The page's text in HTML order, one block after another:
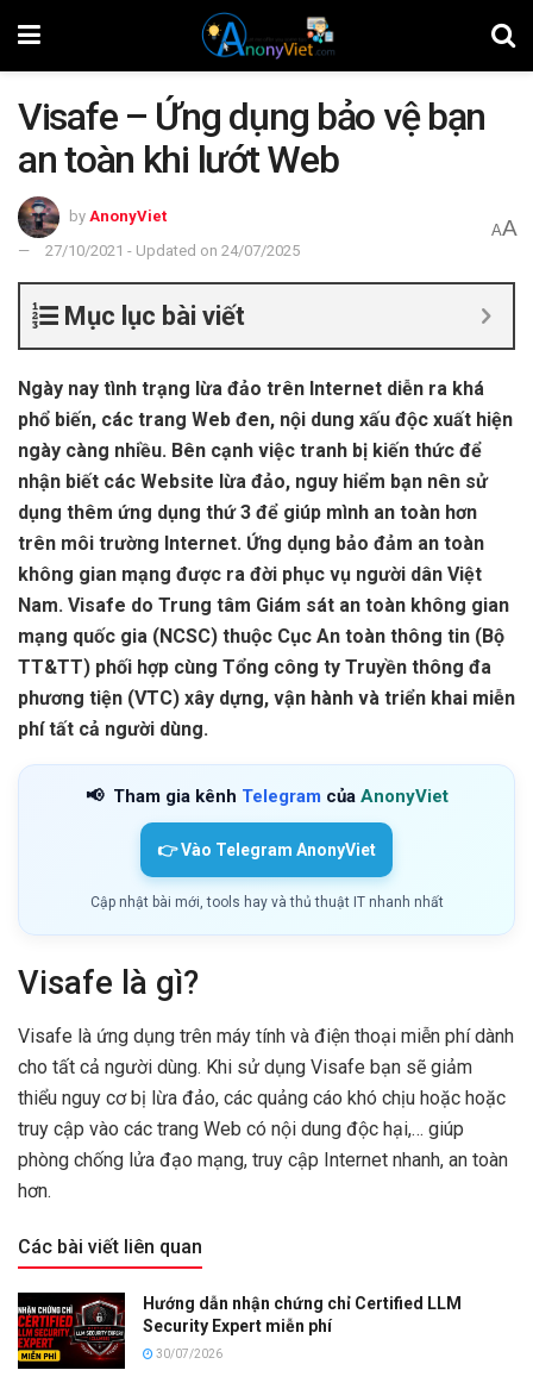
Visafe – Ứng dụng bảo vệ bạn
an toàn khi lướt Web
by AnonyViet
27/10/2021 - Updated on 24/07/2025
AA
Mục lục bài viết
Ngày nay tình trạng lừa đảo trên Internet diễn ra khá
phổ biến, các trang Web đen, nội dung xấu độc xuất hiện
ngày càng nhiều. Bên cạnh việc tranh bị kiến thức để
nhận biết các Website lừa đảo, nguy hiểm bạn nên sử
dụng thêm ứng dụng thứ 3 để giúp mình an toàn hơn
trên môi trường Internet. Ứng dụng bảo đảm an toàn
không gian mạng được ra đời phục vụ người dân Việt
Nam. Visafe do Trung tâm Giám sát an toàn không gian
mạng quốc gia (NCSC) thuộc Cục An toàn thông tin (Bộ
TT&TT) phối hợp cùng Tổng công ty Truyền thông đa
phương tiện (VTC) xây dựng, vận hành và triển khai miễn
phí tất cả người dùng.
📢 Tham gia kênh Telegram của AnonyViet
👉 Vào Telegram AnonyViet
Cập nhật bài mới, tools hay và thủ thuật IT nhanh nhất
Visafe là gì?
Visafe là ứng dụng trên máy tính và điện thoại miễn phí dành
cho tất cả người dùng. Khi sử dụng Visafe bạn sẽ giảm
thiểu nguy cơ bị lừa đảo, các quảng cáo khó chịu hoặc hoặc
truy cập vào các trang Web có nội dung độc hại,… giúp
phòng chống lửa đạo mạng, truy cập Internet nhanh, an toàn
hơn.
Các bài viết liên quan
Hướng dẫn nhận chứng chỉ Certified LLM
Security Expert miễn phí
30/07/2026